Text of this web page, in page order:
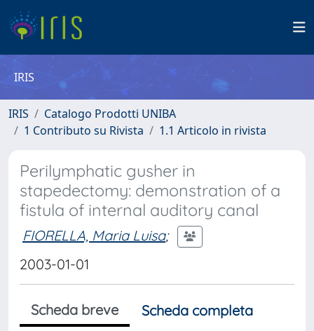
IRIS
IRIS
Catalogo Prodotti UNIBA
1 Contributo su Rivista
1.1 Articolo in rivista
Perilymphatic gusher in
stapedectomy: demonstration of a
fistula of internal auditory canal
FIORELLA, Maria Luisa;
2003-01-01
Scheda breve
Scheda completa